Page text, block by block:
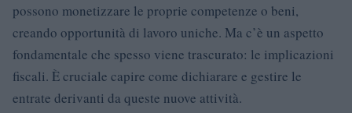
possono monetizzare le proprie competenze o beni,
creando opportunità di lavoro uniche. Ma c’è un aspetto
fondamentale che spesso viene trascurato: le implicazioni
fiscali. È cruciale capire come dichiarare e gestire le
entrate derivanti da queste nuove attività.